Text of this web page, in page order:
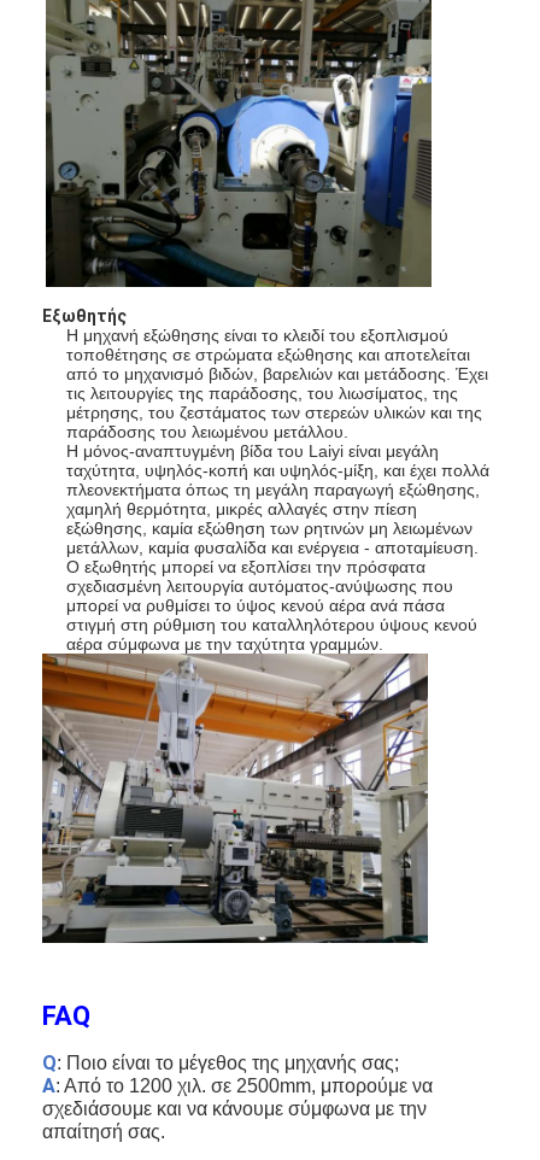
Εξωθητής
Η μηχανή εξώθησης είναι το κλειδί του εξοπλισμού
τοποθέτησης σε στρώματα εξώθησης και αποτελείται
από το μηχανισμό βιδών, βαρελιών και μετάδοσης. Έχει
τις λειτουργίες της παράδοσης, του λιωσίματος, της
μέτρησης, του ζεστάματος των στερεών υλικών και της
παράδοσης του λειωμένου μετάλλου.
Η μόνος-αναπτυγμένη βίδα του Laiyi είναι μεγάλη
ταχύτητα, υψηλός-κοπή και υψηλός-μίξη, και έχει πολλά
πλεονεκτήματα όπως τη μεγάλη παραγωγή εξώθησης,
χαμηλή θερμότητα, μικρές αλλαγές στην πίεση
εξώθησης, καμία εξώθηση των ρητινών μη λειωμένων
μετάλλων, καμία φυσαλίδα και ενέργεια - αποταμίευση.
Ο εξωθητής μπορεί να εξοπλίσει την πρόσφατα
σχεδιασμένη λειτουργία αυτόματος-ανύψωσης που
μπορεί να ρυθμίσει το ύψος κενού αέρα ανά πάσα
στιγμή στη ρύθμιση του καταλληλότερου ύψους κενού
αέρα σύμφωνα με την ταχύτητα γραμμών.
FAQ
Q: Ποιο είναι το μέγεθος της μηχανής σας;
Α: Από το 1200 χιλ. σε 2500mm, μπορούμε να
σχεδιάσουμε και να κάνουμε σύμφωνα με την
απαίτησή σας.